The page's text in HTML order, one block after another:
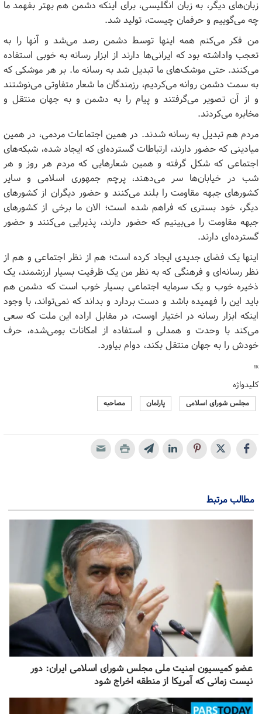
زبان‌های دیگر، به زبان انگلیسی، برای اینکه دشمن هم بهتر بفهمد ما
چه می‌گوییم و حرفمان چیست، تولید شد.
من فکر می‌کنم همه اینها توسط دشمن رصد می‌شد و آنها را به
تعجب واداشته بود که ایرانی‌ها دارند از ابزار رسانه به خوبی استفاده
می‌کنند. حتی موشک‌های ما تبدیل شد به رسانه ما. بر هر موشکی که
به سمت دشمن روانه می‌کردیم، رزمندگان ما شعار متفاوتی می‌نوشتند
و از آن تصویر می‌گرفتند و پیام را به دشمن و به جهان منتقل و
مخابره می‌کردند.
مردم هم تبدیل به رسانه شدند. در همین اجتماعات مردمی، در همین
میادینی که حضور دارند، ارتباطات گسترده‌ای که ایجاد شده، شبکه‌های
اجتماعی که شکل گرفته و همین شعارهایی که مردم هر روز و هر
شب در خیابان‌ها سر می‌دهند، پرچم جمهوری اسلامی و سایر
کشورهای جبهه مقاومت را بلند می‌کنند و حضور دیگران از کشورهای
دیگر، خود بستری که فراهم شده است؛ الان ما برخی از کشورهای
جبهه مقاومت را می‌بینیم که حضور دارند، پذیرایی می‌کنند و حضور
گسترده‌ای دارند.
اینها یک فضای جدیدی ایجاد کرده است؛ هم از نظر اجتماعی و هم از
نظر رسانه‌ای و فرهنگی که به نظر من یک ظرفیت بسیار ارزشمند، یک
ذخیره خوب و یک سرمایه اجتماعی بسیار خوب است که دشمن هم
باید این را فهمیده باشد و دست بردارد و بداند که نمی‌تواند، با وجود
اینکه ابزار رسانه در اختیار اوست، در مقابل اراده این ملت که سعی
می‌کند با وحدت و همدلی و استفاده از امکانات بومی‌شده، حرف
خودش را به جهان منتقل بکند، دوام بیاورد.
hk
کلیدواژه
مجلس شورای اسلامی پارلمان مصاحبه
مطالب مرتبط
عضو کمیسیون امنیت ملی مجلس شورای اسلامی ایران: دور
نیست زمانی که آمریکا از منطقه اخراج شود